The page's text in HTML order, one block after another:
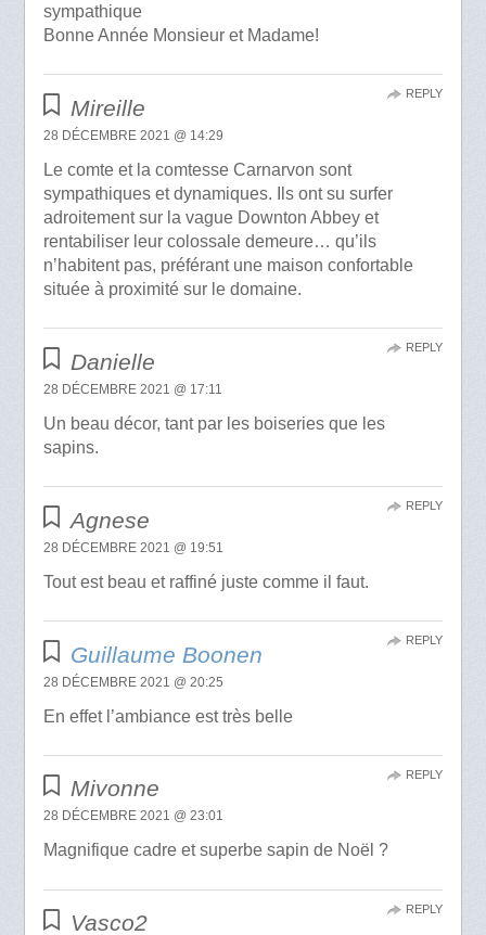
sympathique
Bonne Année Monsieur et Madame!
Mireille
28 DÉCEMBRE 2021 @ 14:29
Le comte et la comtesse Carnarvon sont
sympathiques et dynamiques. Ils ont su surfer
adroitement sur la vague Downton Abbey et
rentabiliser leur colossale demeure… qu’ils
n’habitent pas, préférant une maison confortable
située à proximité sur le domaine.
REPLY
Danielle
28 DÉCEMBRE 2021 @ 17:11
Un beau décor, tant par les boiseries que les
sapins.
REPLY
Agnese
28 DÉCEMBRE 2021 @ 19:51
Tout est beau et raffiné juste comme il faut.
REPLY
Guillaume Boonen
28 DÉCEMBRE 2021 @ 20:25
En effet l’ambiance est très belle
REPLY
Mivonne
28 DÉCEMBRE 2021 @ 23:01
Magnifique cadre et superbe sapin de Noël ?
REPLY
Vasco2
REPLY